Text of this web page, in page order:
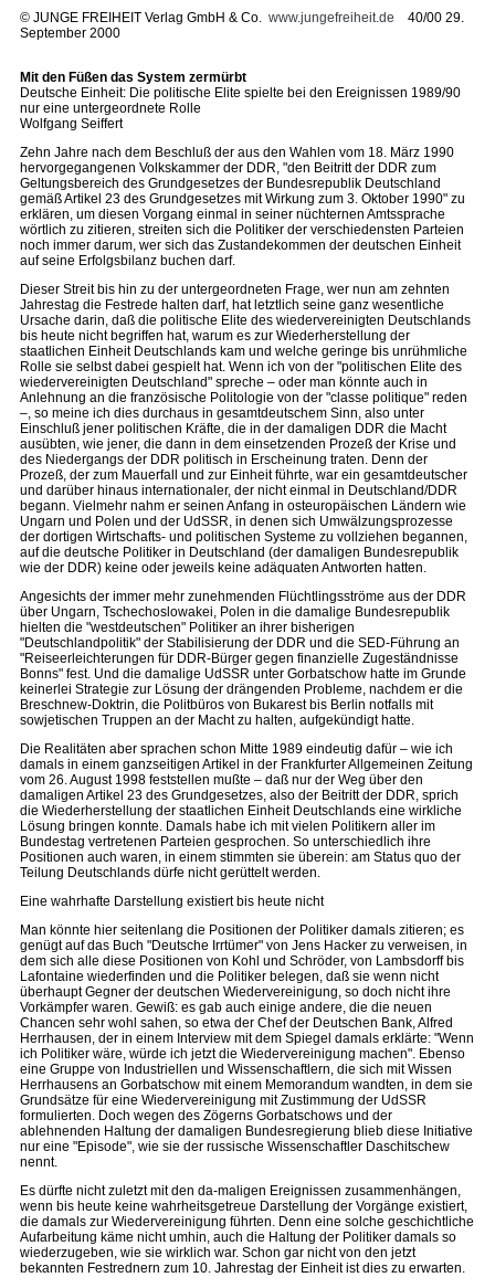
© JUNGE FREIHEIT Verlag GmbH & Co. www.jungefreiheit.de 40/00 29.
September 2000
Mit den Füßen das System zermürbt
Deutsche Einheit: Die politische Elite spielte bei den Ereignissen 1989/90
nur eine untergeordnete Rolle
Wolfgang Seiffert
Zehn Jahre nach dem Beschluß der aus den Wahlen vom 18. März 1990
hervorgegangenen Volkskammer der DDR, "den Beitritt der DDR zum
Geltungsbereich des Grundgesetzes der Bundesrepublik Deutschland
gemäß Artikel 23 des Grundgesetzes mit Wirkung zum 3. Oktober 1990" zu
erklären, um diesen Vorgang einmal in seiner nüchternen Amtssprache
wörtlich zu zitieren, streiten sich die Politiker der verschiedensten Parteien
noch immer darum, wer sich das Zustandekommen der deutschen Einheit
auf seine Erfolgsbilanz buchen darf.
Dieser Streit bis hin zu der untergeordneten Frage, wer nun am zehnten
Jahrestag die Festrede halten darf, hat letztlich seine ganz wesentliche
Ursache darin, daß die politische Elite des wiedervereinigten Deutschlands
bis heute nicht begriffen hat, warum es zur Wiederherstellung der
staatlichen Einheit Deutschlands kam und welche geringe bis unrühmliche
Rolle sie selbst dabei gespielt hat. Wenn ich von der "politischen Elite des
wiedervereinigten Deutschland" spreche – oder man könnte auch in
Anlehnung an die französische Politologie von der "classe politique" reden
–, so meine ich dies durchaus in gesamtdeutschem Sinn, also unter
Einschluß jener politischen Kräfte, die in der damaligen DDR die Macht
ausübten, wie jener, die dann in dem einsetzenden Prozeß der Krise und
des Niedergangs der DDR politisch in Erscheinung traten. Denn der
Prozeß, der zum Mauerfall und zur Einheit führte, war ein gesamtdeutscher
und darüber hinaus internationaler, der nicht einmal in Deutschland/DDR
begann. Vielmehr nahm er seinen Anfang in osteuropäischen Ländern wie
Ungarn und Polen und der UdSSR, in denen sich Umwälzungsprozesse
der dortigen Wirtschafts- und politischen Systeme zu vollziehen begannen,
auf die deutsche Politiker in Deutschland (der damaligen Bundesrepublik
wie der DDR) keine oder jeweils keine adäquaten Antworten hatten.
Angesichts der immer mehr zunehmenden Flüchtlingsströme aus der DDR
über Ungarn, Tschechoslowakei, Polen in die damalige Bundesrepublik
hielten die "westdeutschen" Politiker an ihrer bisherigen
"Deutschlandpolitik" der Stabilisierung der DDR und die SED-Führung an
"Reiseerleichterungen für DDR-Bürger gegen finanzielle Zugeständnisse
Bonns" fest. Und die damalige UdSSR unter Gorbatschow hatte im Grunde
keinerlei Strategie zur Lösung der drängenden Probleme, nachdem er die
Breschnew-Doktrin, die Politbüros von Bukarest bis Berlin notfalls mit
sowjetischen Truppen an der Macht zu halten, aufgekündigt hatte.
Die Realitäten aber sprachen schon Mitte 1989 eindeutig dafür – wie ich
damals in einem ganzseitigen Artikel in der Frankfurter Allgemeinen Zeitung
vom 26. August 1998 feststellen mußte – daß nur der Weg über den
damaligen Artikel 23 des Grundgesetzes, also der Beitritt der DDR, sprich
die Wiederherstellung der staatlichen Einheit Deutschlands eine wirkliche
Lösung bringen konnte. Damals habe ich mit vielen Politikern aller im
Bundestag vertretenen Parteien gesprochen. So unterschiedlich ihre
Positionen auch waren, in einem stimmten sie überein: am Status quo der
Teilung Deutschlands dürfe nicht gerüttelt werden.
Eine wahrhafte Darstellung existiert bis heute nicht
Man könnte hier seitenlang die Positionen der Politiker damals zitieren; es
genügt auf das Buch "Deutsche Irrtümer" von Jens Hacker zu verweisen, in
dem sich alle diese Positionen von Kohl und Schröder, von Lambsdorff bis
Lafontaine wiederfinden und die Politiker belegen, daß sie wenn nicht
überhaupt Gegner der deutschen Wiedervereinigung, so doch nicht ihre
Vorkämpfer waren. Gewiß: es gab auch einige andere, die die neuen
Chancen sehr wohl sahen, so etwa der Chef der Deutschen Bank, Alfred
Herrhausen, der in einem Interview mit dem Spiegel damals erklärte: "Wenn
ich Politiker wäre, würde ich jetzt die Wiedervereinigung machen". Ebenso
eine Gruppe von Industriellen und Wissenschaftlern, die sich mit Wissen
Herrhausens an Gorbatschow mit einem Memorandum wandten, in dem sie
Grundsätze für eine Wiedervereinigung mit Zustimmung der UdSSR
formulierten. Doch wegen des Zögerns Gorbatschows und der
ablehnenden Haltung der damaligen Bundesregierung blieb diese Initiative
nur eine "Episode", wie sie der russische Wissenschaftler Daschitschew
nennt.
Es dürfte nicht zuletzt mit den da-maligen Ereignissen zusammenhängen,
wenn bis heute keine wahrheitsgetreue Darstellung der Vorgänge existiert,
die damals zur Wiedervereinigung führten. Denn eine solche geschichtliche
Aufarbeitung käme nicht umhin, auch die Haltung der Politiker damals so
wiederzugeben, wie sie wirklich war. Schon gar nicht von den jetzt
bekannten Festrednern zum 10. Jahrestag der Einheit ist dies zu erwarten.